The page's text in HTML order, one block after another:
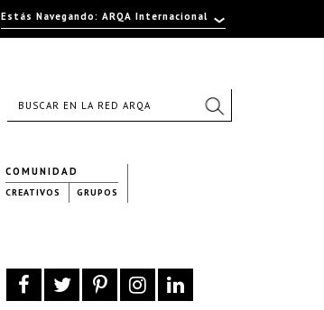
COMUNIDAD
CREATIVOS GRUPOS
Estás Navegando: ARQA Internacional